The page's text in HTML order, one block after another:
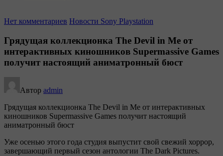
Нет комментариев Новости Sony Playstation
Грядущая коллекционка The Devil in Me от
интерактивных киношников Supermassive Games
получит настоящий аниматронный бюст
Автор admin
Грядущая коллекционка The Devil in Me от интерактивных
киношников Supermassive Games получит настоящий
аниматронный бюст
Уже осенью этого года студия выпустит свой свежий хоррор,
завершающий первый сезон антологии The Dark Pictures.